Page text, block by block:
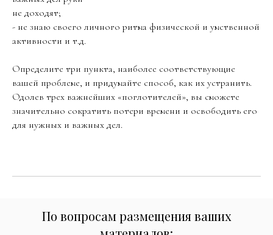
не доходят;
- не знаю своего личного ритма физической и умственной
активности и т.д.
Определите три пункта, наиболее соответствующие
вашей проблеме, и придумайте способ, как их устранить.
Одолев трех важнейших «поглотителей», вы сможете
значительно сократить потери времени и освободить его
для нужных и важных дел.
По вопросам размещения ваших